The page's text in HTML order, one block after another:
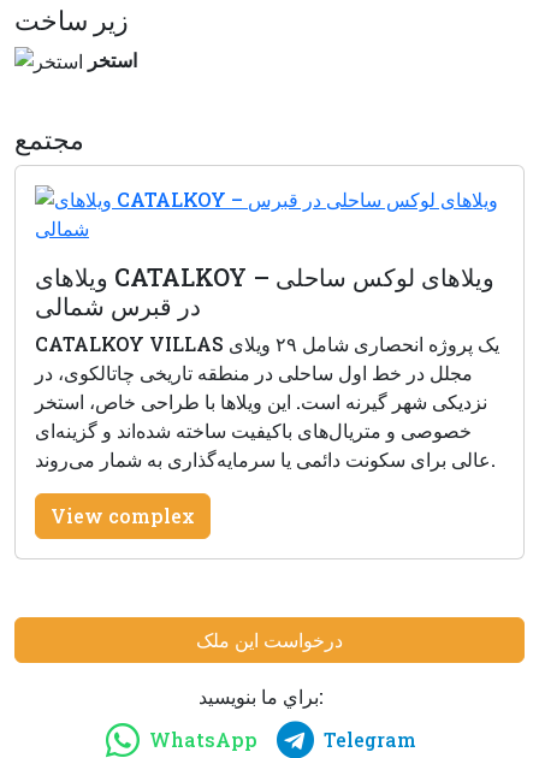
زير ساخت
استخر
مجتمع
ویلاهای CATALKOY – ویلاهای لوکس ساحلی
در قبرس شمالی
CATALKOY VILLAS یک پروژه انحصاری شامل ۲۹ ویلای
مجلل در خط اول ساحلی در منطقه تاریخی چاتالکوی، در
نزدیکی شهر گیرنه است. این ویلاها با طراحی خاص، استخر
خصوصی و متریال‌های باکیفیت ساخته شده‌اند و گزینه‌ای
عالی برای سکونت دائمی یا سرمایه‌گذاری به شمار می‌روند.
View complex
درخواست این ملک
براي ما بنويسيد:
WhatsApp
Telegram